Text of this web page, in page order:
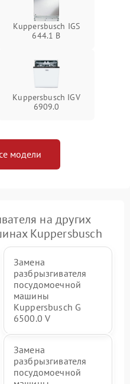
Kuppersbusch IGS
644.1 B
Kuppersbusch IGV
6909.0
модели
на других
Kuppersbusch
Замена
разбрызгивателя
посудомоечной
машины
Kuppersbusch G
6500.0 V
Замена
разбрызгивателя
посудомоечной